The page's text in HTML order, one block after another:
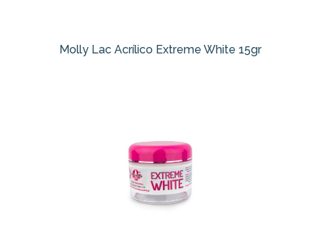
Molly Lac Acrílico Extreme White 15gr